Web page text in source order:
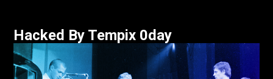
Hacked By Tempix 0day